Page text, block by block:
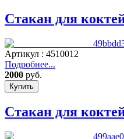
Стакан для
Артикул : 4510012
Подробнее...
2000 руб.
Стакан для